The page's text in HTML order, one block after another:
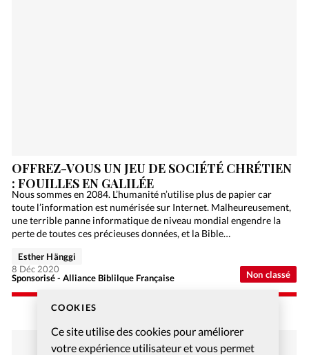
COOKIES
Ce site utilise des cookies pour améliorer
votre expérience utilisateur et vous permet
Non classé
OFFREZ-VOUS UN JEU DE SOCIÉTÉ CHRÉTIEN
: FOUILLES EN GALILÉE
Nous sommes en 2084. L’humanité n’utilise plus de papier car
toute l’information est numérisée sur Internet. Malheureusement,
une terrible panne informatique de niveau mondial engendre la
perte de toutes ces précieuses données, et la Bible…
Sponsorisé - Alliance Biblilque Française
Esther Hänggi
8 Déc 2020